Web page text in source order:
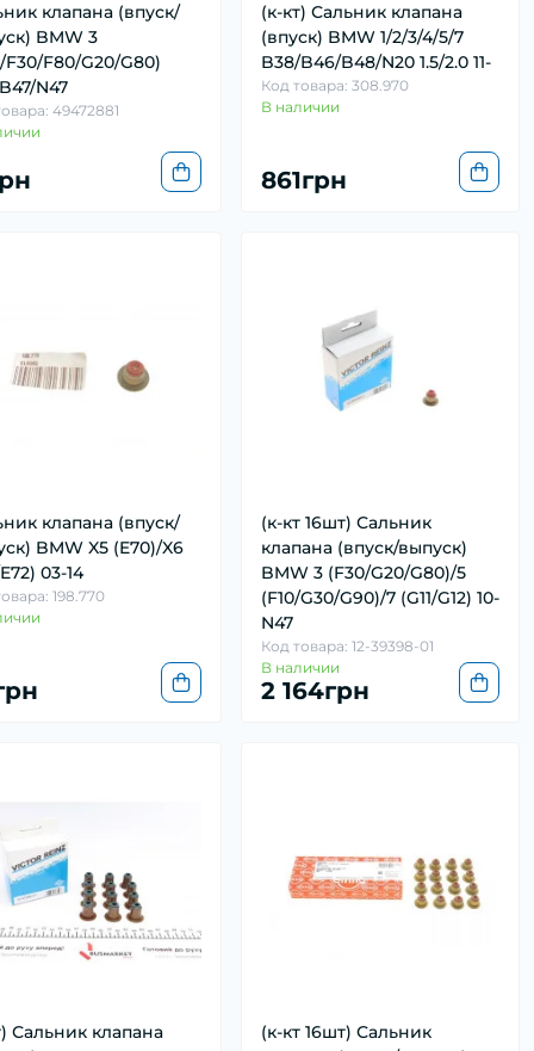
клапана (впуск/
BMW 3
F30/F80/G20/G80)
N47
49472881
(к-кт) Сальник клапана
(впуск) BMW 1/2/3/4/5/7
B38/B46/B48/N20 1.5/2.0 11-
Код товара: 308.970
В наличии
861грн
клапана (впуск/
BMW X5 (E70)/X6
03-14
198.770
(к-кт 16шт) Сальник
клапана (впуск/выпуск)
BMW 3 (F30/G20/G80)/5
(F10/G30/G90)/7 (G11/G12) 10-
N47
Код товара: 12-39398-01
В наличии
2 164грн
Сальник клапана
(к-кт 16шт) Сальник